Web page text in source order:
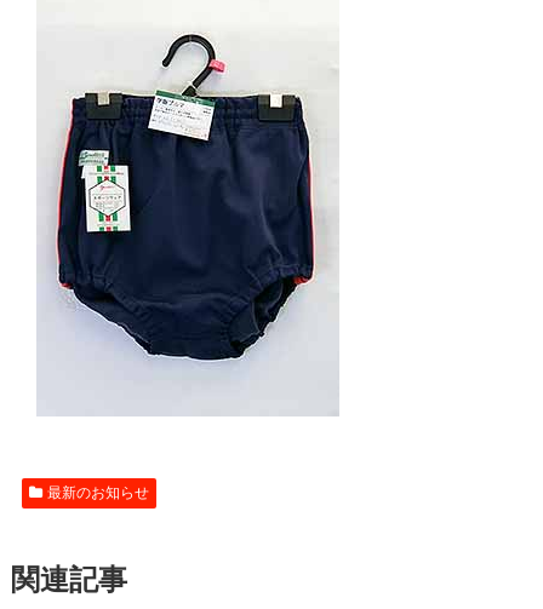
最新のお知らせ
関連記事